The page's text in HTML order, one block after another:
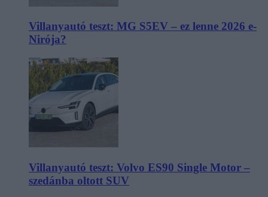
Villanyautó teszt: MG S5EV – ez lenne 2026 e-
Nirója?
Villanyautó teszt: Volvo ES90 Single Motor –
szedánba oltott SUV